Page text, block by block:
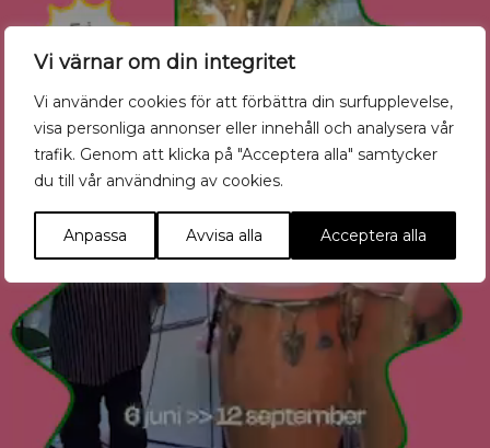
Vi värnar om din integritet
Vi använder cookies för att förbättra din surfupplevelse,
visa personliga annonser eller innehåll och analysera vår
trafik. Genom att klicka på "Acceptera alla" samtycker
du till vår användning av cookies.
Anpassa Avvisa alla Acceptera alla